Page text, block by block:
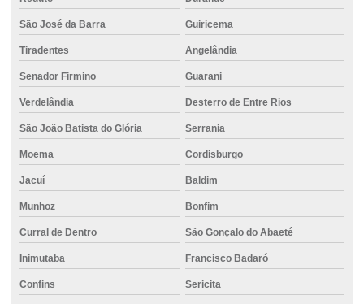
Projeto de fundação de galpão
Projeto de fundação de muro
Projeto fundação obra
Projeto de fundações de máquinas
Saco cimento
Serviço de concreto usinado
Serviço de fundação
Valor do concreto usinado
Valor de locação de empilhadeira
São José da Barra Guiricema
Tiradentes Angelândia
Senador Firmino Guarani
Verdelândia Desterro de Entre Rios
São João Batista do Glória Serrania
Moema Cordisburgo
Jacuí Baldim
Munhoz Bonfim
Curral de Dentro São Gonçalo do Abaeté
Inimutaba Francisco Badaró
Confins Sericita